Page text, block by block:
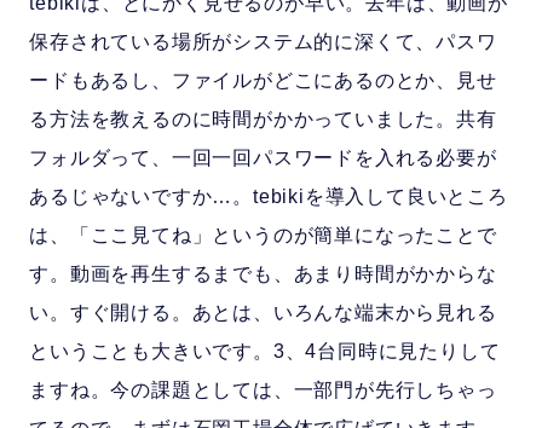
保存されている場所がシステム的に深くて、パスワ
ードもあるし、ファイルがどこにあるのとか、見せ
る方法を教えるのに時間がかかっていました。共有
フォルダって、一回一回パスワードを入れる必要が
あるじゃないですか…。tebikiを導入して良いところ
は、「ここ見てね」というのが簡単になったことで
す。動画を再生するまでも、あまり時間がかからな
い。すぐ開ける。あとは、いろんな端末から見れる
ということも大きいです。3、4台同時に見たりして
ますね。今の課題としては、一部門が先行しちゃっ